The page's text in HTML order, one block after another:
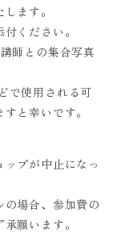
ます。
ください。
師との集合写真
で使用される可
と幸いです。
プが中止になっ
の場合、参加費の
願います。